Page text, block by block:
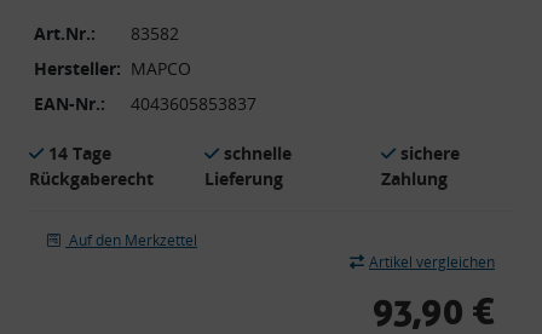
Art.Nr.:
83582
Hersteller: MAPCO
EAN-Nr.:
4043605853837
14 Tage
Rückgaberecht
schnelle
Lieferung
sichere
Zahlung
Auf den Merkzettel
Artikel vergleichen
93,90 €